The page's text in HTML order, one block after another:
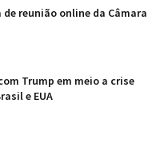
reunião online da Câmara
Trump em meio a crise
e EUA